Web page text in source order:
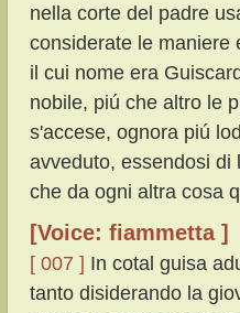
nella corte del padre
considerate le maniere
il cui nome era
nobile, piú che altro le
s'accese, ognora piú
avveduto, essendosi di
che da ogni altra cosa
[Voice: fiammetta ]
[ 007 ] In cotal guisa
tanto disiderando la